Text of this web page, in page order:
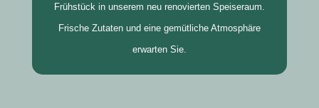
Frühstück in unserem neu renovierten Speiseraum.
Frische Zutaten und eine gemütliche Atmosphäre
erwarten Sie.